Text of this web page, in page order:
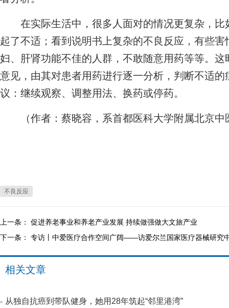
在实际生活中，很多人面对的情况更复杂，比
起了不适；看到说明书上复杂的不良反应，有些
妇、肝肾功能不佳的人群，不敢随意用药等等。
意见，由其对患者用药进行逐一分析，判断不适
议：继续观察、调整用法、换药或停药。
（作者：蔡晓容，系首都医科大学附属北京中
不良反应
上一条： 促进养老事业和养老产业发展 持续做强做大文旅产业
下一条： 专访丨中爱医疗合作空间广阔——访爱尔兰国家医疗器械研究
相关文章
从独自抗癌到带队健身，她用28年筑起“邻里港湾”